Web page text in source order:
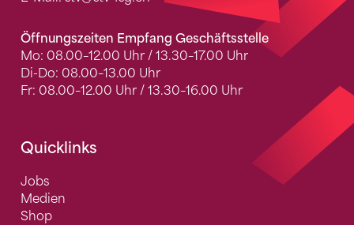
Öffnungszeiten Empfang Geschäftsstelle
Mo: 08.00–12.00 Uhr / 13.30–17.00 Uhr
Di-Do: 08.00–13.00 Uhr
Fr: 08.00–12.00 Uhr / 13.30–16.00 Uhr
Quicklinks
Jobs
Medien
Shop